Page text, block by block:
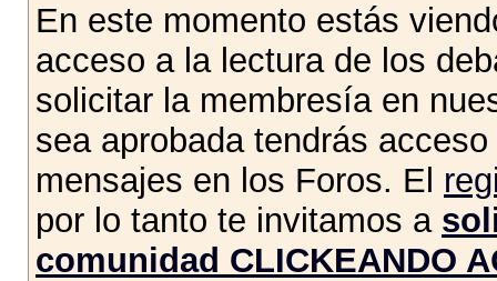
En este momento estás
acceso a la lectura de los
solicitar la membresía en
sea aprobada tendrás
mensajes en los Foros. El
por lo tanto te invitamos a
comunidad CLICKEANDO